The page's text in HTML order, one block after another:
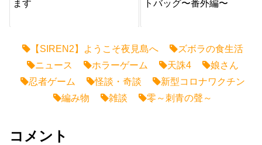
ます
トバッグ〜番外編〜
【SIREN2】ようこそ夜見島へ
ズボラの食生活
ニュース
ホラーゲーム 天誅4
娘さん
忍者ゲーム
怪談・奇談
新型コロナワクチン
編み物
雑談 零～刺青の聲～
コメント